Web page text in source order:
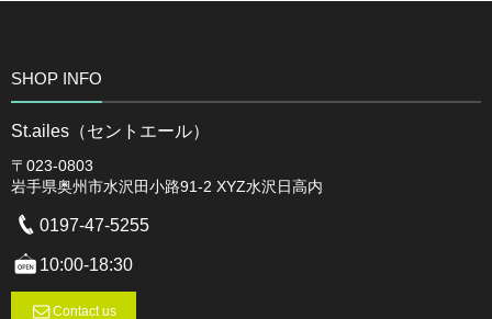
SHOP INFO
St.ailes（セントエール）
〒023-0803
岩手県奥州市水沢田小路91-2 XYZ水沢日高内
0197-47-5255
10:00-18:30
Contact us